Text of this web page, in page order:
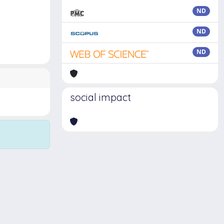
ND
ND
ND
social impact